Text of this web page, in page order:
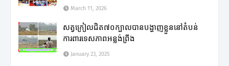
March 11, 2026
សត្វក្រៀលជិត៧០ក្បាលបានបង្ហាញខ្លួននៅតំបន់
ការពារទេសភាពអន្លង់ព្រីង
January 23, 2025